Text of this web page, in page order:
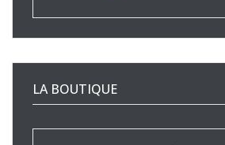
LA BOUTIQUE